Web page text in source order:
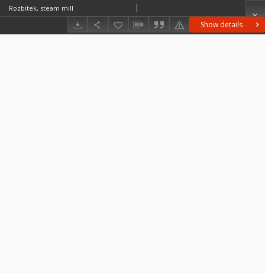
Show details
Rozbitek, steam mill